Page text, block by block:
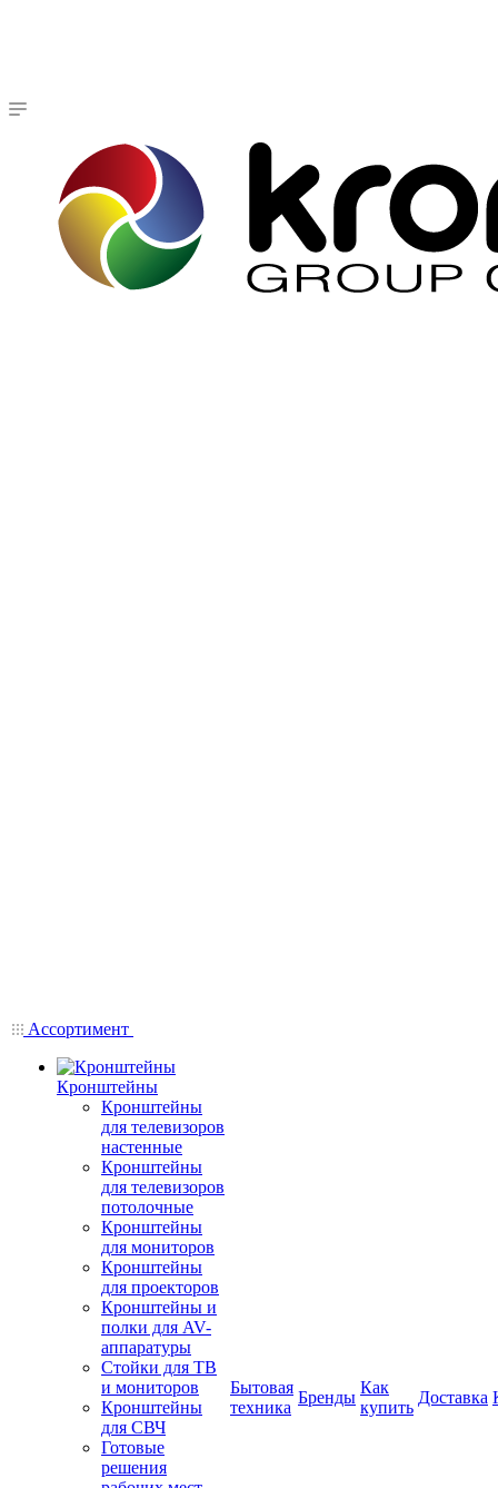
Ассортимент
Кронштейны
Кронштейны
для телевизоров
настенные
Кронштейны
для телевизоров
потолочные
Кронштейны
для мониторов
Кронштейны
для проекторов
Кронштейны и
полки для AV-
аппаратуры
Стойки для ТВ
и мониторов
Кронштейны
для СВЧ
Готовые
решения
Бытовая
техника
Бренды
Как
купить
Доставка